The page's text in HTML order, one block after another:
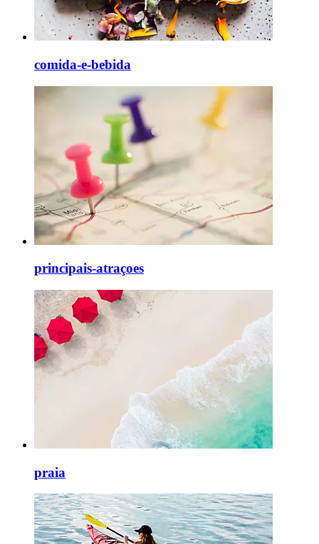
comida-e-bebida
principais-atraçoes
praia